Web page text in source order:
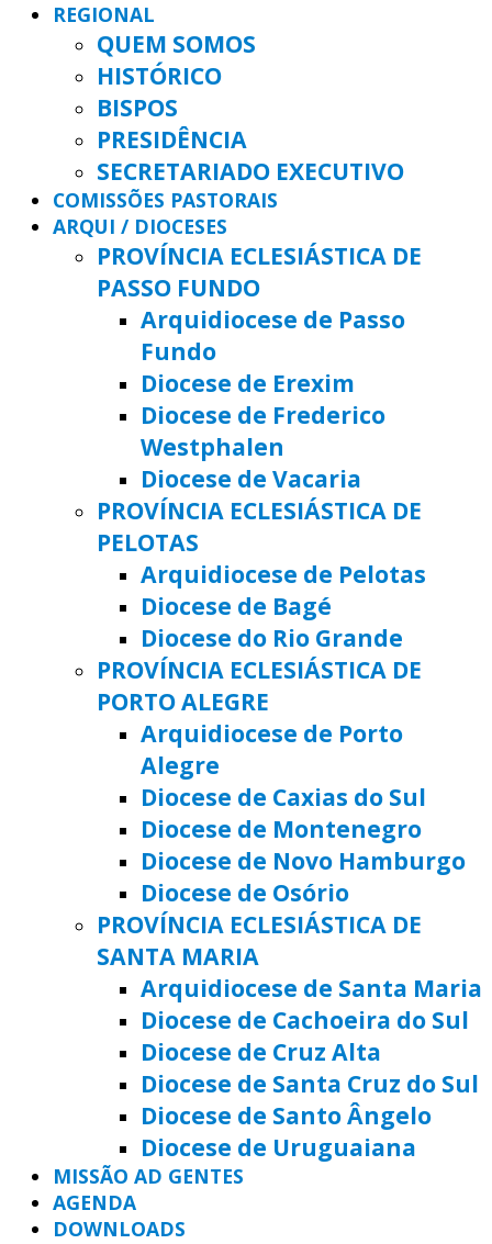
REGIONAL
QUEM SOMOS
HISTÓRICO
BISPOS
PRESIDÊNCIA
SECRETARIADO EXECUTIVO
COMISSÕES PASTORAIS
ARQUI / DIOCESES
PROVÍNCIA ECLESIÁSTICA DE
PASSO FUNDO
Arquidiocese de Passo
Fundo
Diocese de Erexim
Diocese de Frederico
Westphalen
Diocese de Vacaria
PROVÍNCIA ECLESIÁSTICA DE
PELOTAS
Arquidiocese de Pelotas
Diocese de Bagé
Diocese do Rio Grande
PROVÍNCIA ECLESIÁSTICA DE
PORTO ALEGRE
Arquidiocese de Porto
Alegre
Diocese de Caxias do Sul
Diocese de Montenegro
Diocese de Novo Hamburgo
Diocese de Osório
PROVÍNCIA ECLESIÁSTICA DE
SANTA MARIA
Arquidiocese de Santa Maria
Diocese de Cachoeira do Sul
Diocese de Cruz Alta
Diocese de Santa Cruz do Sul
Diocese de Santo Ângelo
Diocese de Uruguaiana
MISSÃO AD GENTES
AGENDA
DOWNLOADS